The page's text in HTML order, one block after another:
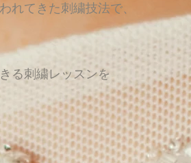
れてきた刺繍技法で、
る刺繍レッスンを